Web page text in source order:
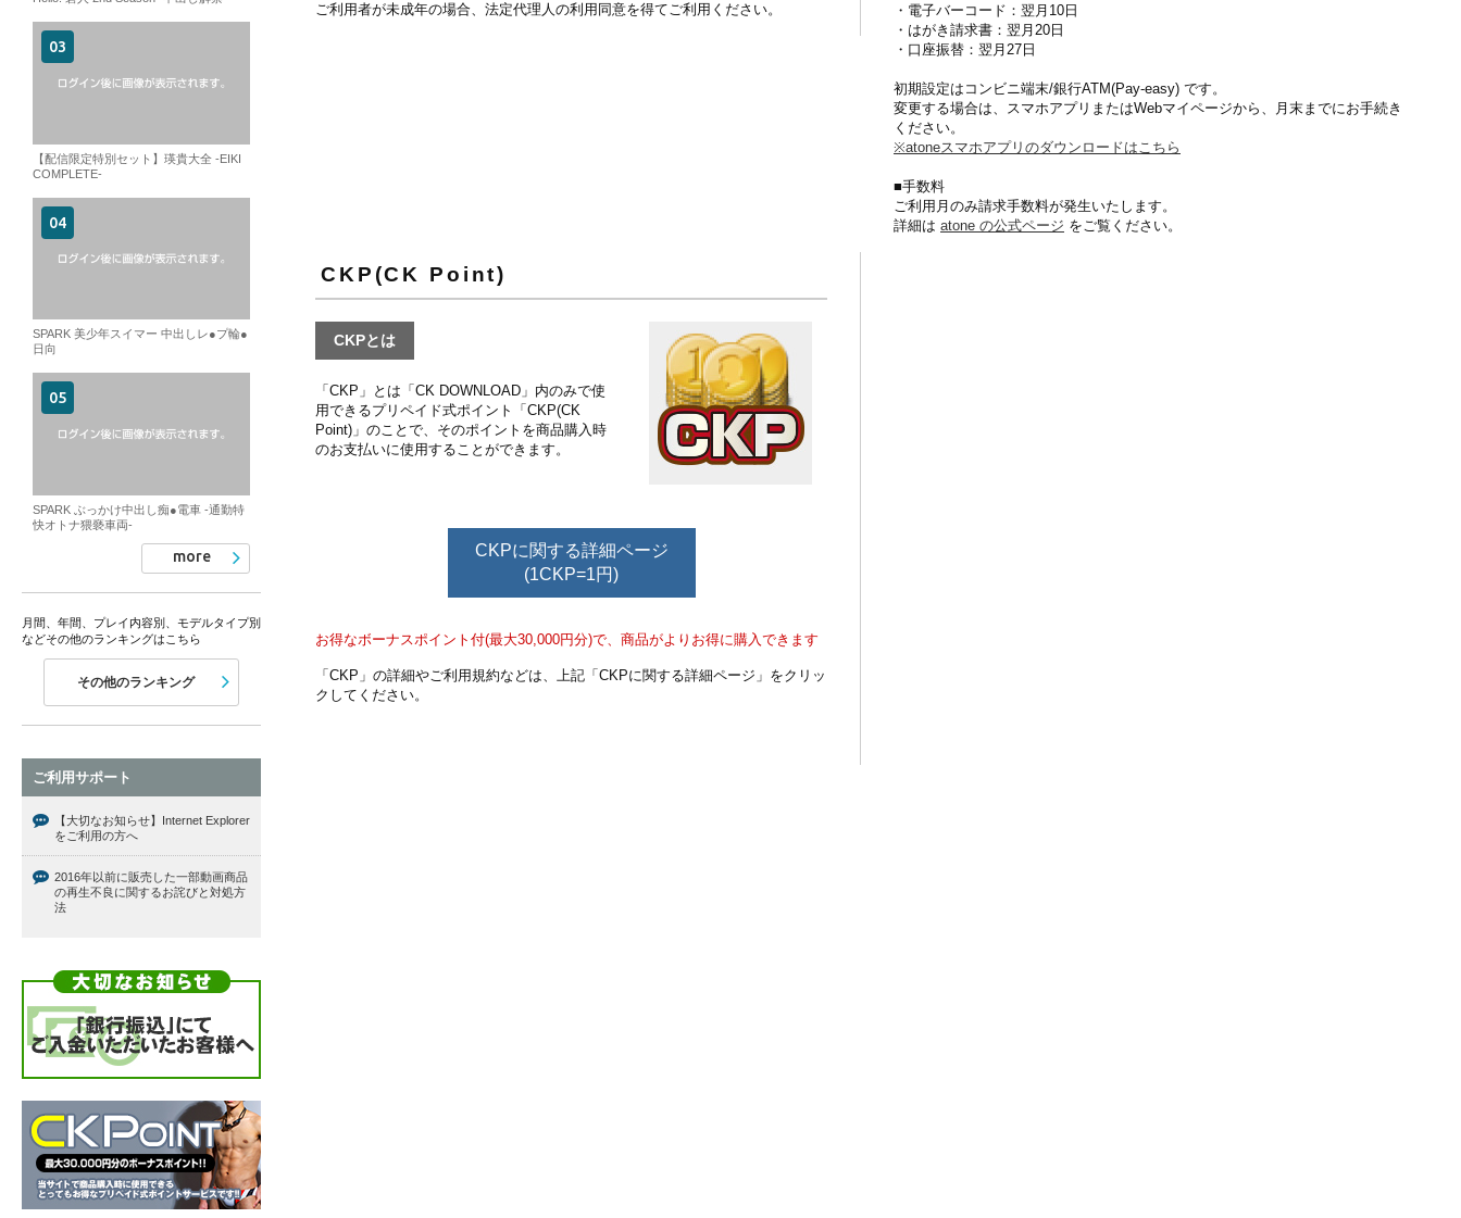
ご利用者が未成年の場合、法定代理人の利用同意を得てご利用ください。
・電子バーコード：翌月10日
・はがき請求書：翌月20日
・口座振替：翌月27日
初期設定はコンビニ端末/銀行ATM(Pay-easy) です。
変更する場合は、スマホアプリまたはWebマイページから、月末までにお手続き
ください。
※atoneスマホアプリのダウンロードはこちら
■手数料
ご利用月のみ請求手数料が発生いたします。
詳細は atone の公式ページ をご覧ください。
CKP(CK Point)
CKPとは
「CKP」とは「CK DOWNLOAD」内のみで使
用できるプリペイド式ポイント「CKP(CK
Point)」のことで、そのポイントを商品購入時
のお支払いに使用することができます。
CKPに関する詳細ページ
(1CKP=1円)
お得なボーナスポイント付(最大30,000円分)で、商品がよりお得に購入できます
「CKP」の詳細やご利用規約などは、上記「CKPに関する詳細ページ」をクリッ
クしてください。
【配信限定特別セット】瑛貴大全 -EIKI
COMPLETE-
SPARK 美少年スイマー 中出しレ●プ輪●
日向
SPARK ぶっかけ中出し痴●電車 -通勤特
快オトナ猥褻車両-
more
月間、年間、プレイ内容別、モデルタイプ別
などその他のランキングはこちら
その他のランキング
ご利用サポート
【大切なお知らせ】Internet Explorer
をご利用の方へ
2016年以前に販売した一部動画商品
の再生不良に関するお詫びと対処方
法